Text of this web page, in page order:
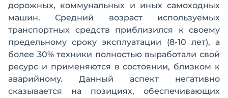
дорожных, коммунальных и иных самоходных
машин. Средний возраст используемых
транспортных средств приблизился к своему
предельному сроку эксплуатации (8-10 лет), а
более 30% техники полностью выработали свой
ресурс и применяются в состоянии, близком к
аварийному. Данный аспект негативно
сказывается на позициях, обеспечивающих